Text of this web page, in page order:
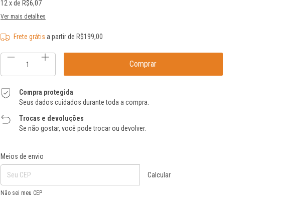
12 x de R$6,07
Ver mais detalhes
Frete grátis a partir de R$199,00
Compra protegida
Seus dados cuidados durante toda a compra.
Trocas e devoluções
Se não gostar, você pode trocar ou devolver.
Entregas para o CEP:
Meios de envio
Calcular
Não sei meu CEP